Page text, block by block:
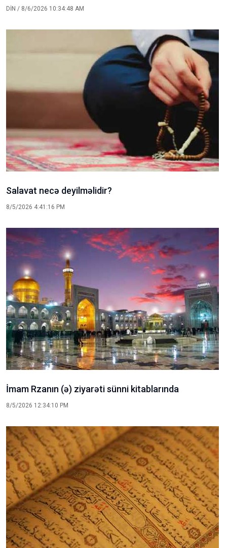
DİN / 8/6/2026 10:34:48 AM
Salavat necə deyilməlidir?
8/5/2026 4:41:16 PM
İmam Rzanın (ə) ziyarəti sünni kitablarında
8/5/2026 12:34:10 PM